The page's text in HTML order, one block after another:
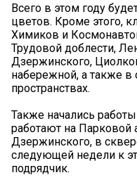
Всего в этом году
цветов. Кроме этого,
Химиков и
Трудовой доблести,
Дзержинского,
набережной, а также
пространствах.
Также начались
работают на Парковой
Дзержинского, в
следующей недели к
подрядчик.